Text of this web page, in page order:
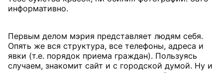
информативно.
Первым делом мэрия представляет людям себя.
Опять же вся структура, все телефоны, адреса и
явки (т.е. порядок приема граждан). Пользуясь
случаем, знакомит сайт и с городской думой. Ну и